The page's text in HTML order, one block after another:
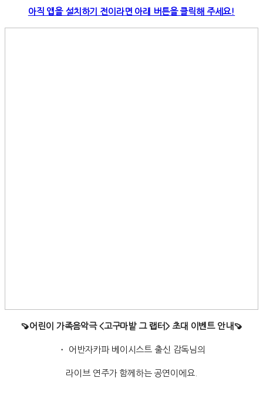
아직 앱을 설치하기 전이라면 아래 버튼을 클릭해 주세요!
🍠어린이 가족음악극 <고구마밭 그 랩터> 초대 이벤트 안내🍠
・ 어반자카파 베이시스트 출신 감독님의
라이브 연주가 함께하는 공연이에요.